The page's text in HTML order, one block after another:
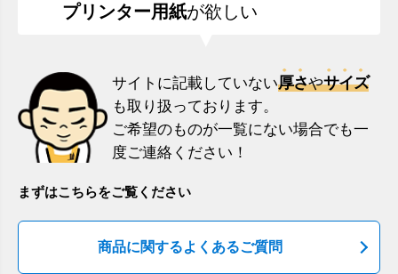
プリンター用紙が欲しい
サイトに記載していない厚さやサイズ
も取り扱っております。
ご希望のものが一覧にない場合でも一
度ご連絡ください！
まずはこちらをご覧ください
商品に関するよくあるご質問